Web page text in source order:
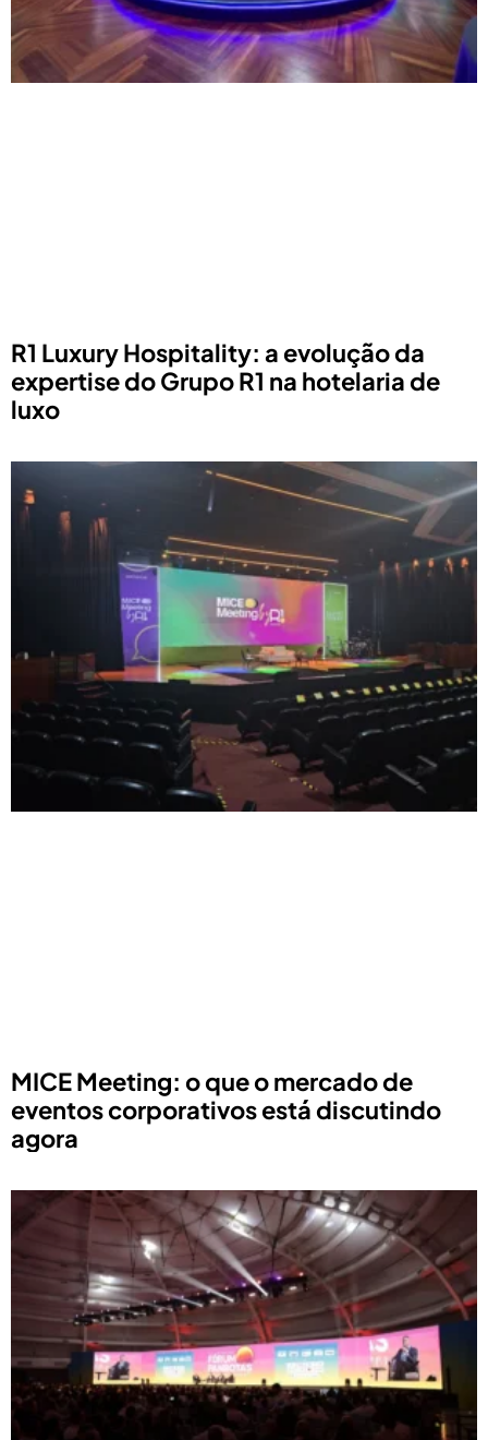
R1 Luxury Hospitality: a evolução da
expertise do Grupo R1 na hotelaria de
luxo
MICE Meeting: o que o mercado de
eventos corporativos está discutindo
agora